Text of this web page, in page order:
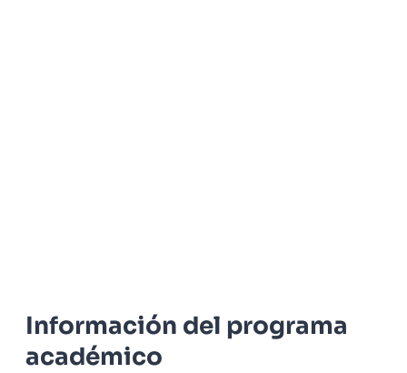
Información del programa
académico